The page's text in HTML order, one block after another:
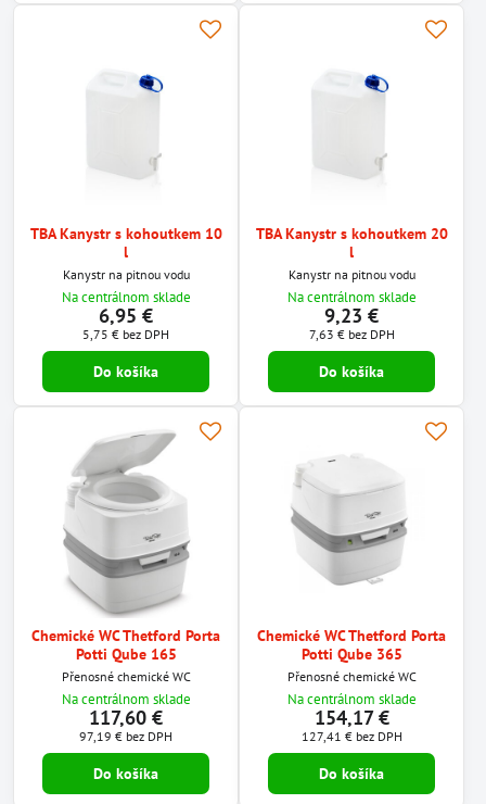
TBA Kanystr s kohoutkem 10
l
Kanystr na pitnou vodu
Na centrálnom sklade
6,95 €
5,75 € bez DPH
Do košíka
TBA Kanystr s kohoutkem 20
l
Kanystr na pitnou vodu
Na centrálnom sklade
9,23 €
7,63 € bez DPH
Do košíka
Chemické WC Thetford Porta
Potti Qube 165
Přenosné chemické WC
Na centrálnom sklade
117,60 €
97,19 € bez DPH
Do košíka
Chemické WC Thetford Porta
Potti Qube 365
Přenosné chemické WC
Na centrálnom sklade
154,17 €
127,41 € bez DPH
Do košíka